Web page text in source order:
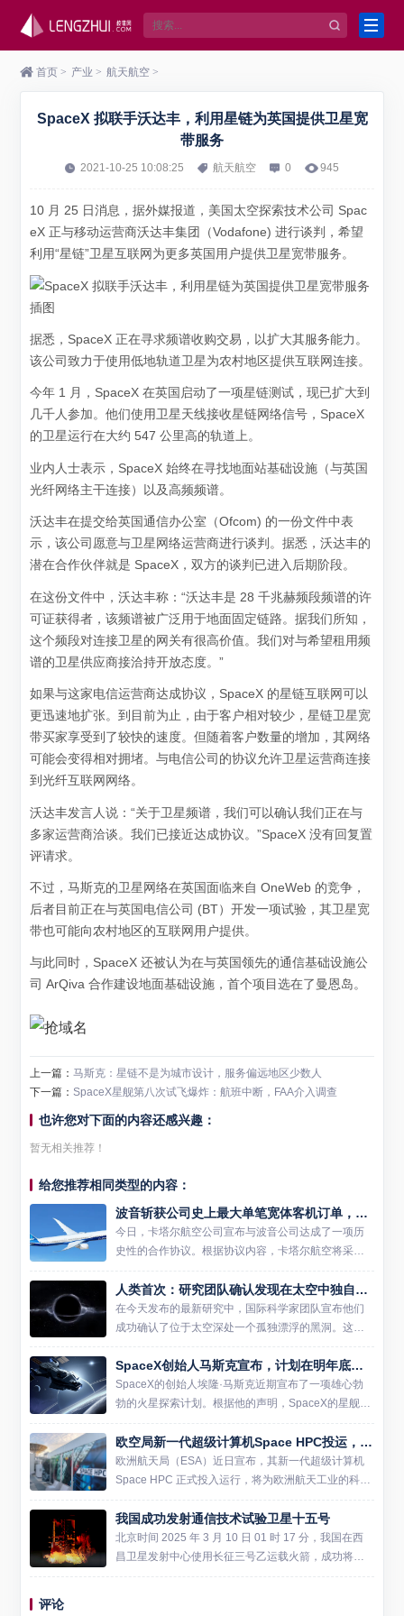
首页 > 产业 > 航天航空 >
SpaceX 拟联手沃达丰，利用星链为英国提供卫星宽
带服务
2021-10-25 10:08:25 航天航空 0 945
10 月 25 日消息，据外媒报道，美国太空探索技术公司 Spac
eX 正与移动运营商沃达丰集团（Vodafone) 进行谈判，希望
利用“星链”卫星互联网为更多英国用户提供卫星宽带服务。
据悉，SpaceX 正在寻求频谱收购交易，以扩大其服务能力。
该公司致力于使用低地轨道卫星为农村地区提供互联网连接。
今年 1 月，SpaceX 在英国启动了一项星链测试，现已扩大到
几千人参加。他们使用卫星天线接收星链网络信号，SpaceX
的卫星运行在大约 547 公里高的轨道上。
业内人士表示，SpaceX 始终在寻找地面站基础设施（与英国
光纤网络主干连接）以及高频频谱。
沃达丰在提交给英国通信办公室（Ofcom) 的一份文件中表
示，该公司愿意与卫星网络运营商进行谈判。据悉，沃达丰的
潜在合作伙伴就是 SpaceX，双方的谈判已进入后期阶段。
在这份文件中，沃达丰称：“沃达丰是 28 千兆赫频段频谱的许
可证获得者，该频谱被广泛用于地面固定链路。据我们所知，
这个频段对连接卫星的网关有很高价值。我们对与希望租用频
谱的卫星供应商接洽持开放态度。”
如果与这家电信运营商达成协议，SpaceX 的星链互联网可以
更迅速地扩张。到目前为止，由于客户相对较少，星链卫星宽
带买家享受到了较快的速度。但随着客户数量的增加，其网络
可能会变得相对拥堵。与电信公司的协议允许卫星运营商连接
到光纤互联网网络。
沃达丰发言人说：“关于卫星频谱，我们可以确认我们正在与
多家运营商洽谈。我们已接近达成协议。”SpaceX 没有回复置
评请求。
不过，马斯克的卫星网络在英国面临来自 OneWeb 的竞争，
后者目前正在与英国电信公司 (BT）开发一项试验，其卫星宽
带也可能向农村地区的互联网用户提供。
与此同时，SpaceX 还被认为在与英国领先的通信基础设施公
司 ArQiva 合作建设地面基础设施，首个项目选在了曼恩岛。
上一篇：马斯克：星链不是为城市设计，服务偏远地区少数人
下一篇：SpaceX星舰第八次试飞爆炸：航班中断，FAA介入调查
也许您对下面的内容还感兴趣：
暂无相关推荐！
给您推荐相同类型的内容：
波音斩获公司史上最大单笔宽体客机订单，卡塔尔航空豪购至多210架飞机
今日，卡塔尔航空公司宣布与波音公司达成了一项历
史性的合作协议。根据协议内容，卡塔尔航空将采购
多达210架波音宽体客机，这一数字包括了160架确定
订单和50架选购权。这不仅是卡塔尔航空有史以来最
大的一笔飞机...
人类首次：研究团队确认发现在太空中独自漂流的孤立黑洞
在今天发布的最新研究中，国际科学家团队宣布他们
成功确认了位于太空深处一个孤独漂浮的黑洞。这一
发现不仅验证了该团队早先的假设，也标志着人类历
史上首次明确地探测到了一颗没有伴星的黑洞。 数年
前，同一支研究小组...
SpaceX创始人马斯克宣布，计划在明年底前将星舰携带擎天柱机器人送往火星
SpaceX的创始人埃隆·马斯克近期宣布了一项雄心勃
勃的火星探索计划。根据他的声明，SpaceX的星舰
（Starship）火箭计划于明年年底携带特斯拉的人形机
器人擎天柱（Optimus）飞往火星。如果这一...
欧空局新一代超级计算机Space HPC投运，5 PFlop/s原始算力
欧洲航天局（ESA）近日宣布，其新一代超级计算机
Space HPC 正式投入运行，将为欧洲航天工业的科学
研究和技术开发工作提供强大的算力支持。 Space HP
C 位于意大利罗马附近的欧空局弗拉斯卡蒂 ...
我国成功发射通信技术试验卫星十五号
北京时间 2025 年 3 月 10 日 01 时 17 分，我国在西
昌卫星发射中心使用长征三号乙运载火箭，成功将通
信技术试验卫星十五号发射升空。卫星顺利进入预定
评论